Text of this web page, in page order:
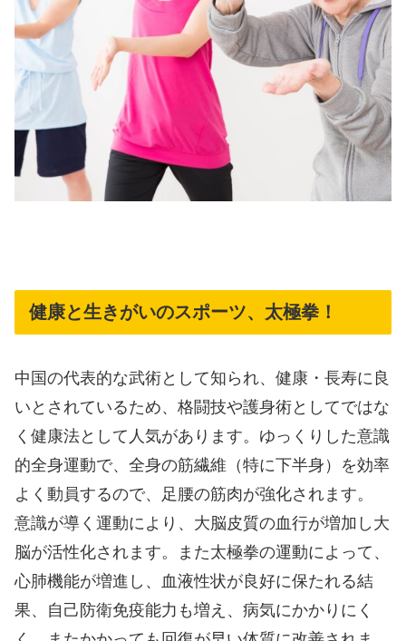
健康と生きがいのスポーツ、太極拳！
中国の代表的な武術として知られ、健康・長寿に良
いとされているため、格闘技や護身術としてではな
く健康法として人気があります。ゆっくりした意識
的全身運動で、全身の筋繊維（特に下半身）を効率
よく動員するので、足腰の筋肉が強化されます。
意識が導く運動により、大脳皮質の血行が増加し大
脳が活性化されます。また太極拳の運動によって、
心肺機能が増進し、血液性状が良好に保たれる結
果、自己防衛免疫能力も増え、病気にかかりにく